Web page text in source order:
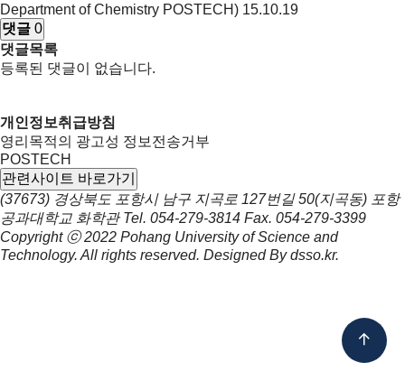
Department of Chemistry POSTECH) 15.10.19
댓글 0
댓글목록
등록된 댓글이 없습니다.
개인정보취급방침
영리목적의 광고성 정보전송거부
POSTECH
관련사이트 바로가기
(37673) 경상북도 포항시 남구 지곡로 127번길 50(지곡동) 포항
공과대학교 화학관 Tel. 054-279-3814 Fax. 054-279-3399
Copyright ⓒ 2022 Pohang University of Science and
Technology. All rights reserved. Designed Bydsso.kr.